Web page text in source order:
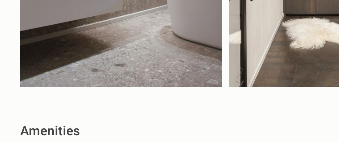
Amenities